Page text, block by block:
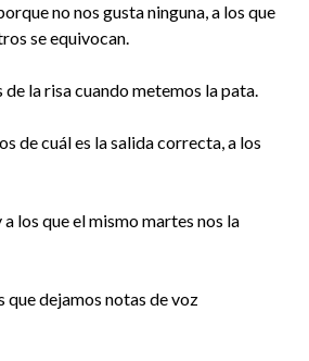
no nos gusta ninguna, a los que
se equivocan.
la risa cuando metemos la pata.
de cuál es la salida correcta, a los
los que el mismo martes nos la
que dejamos notas de voz